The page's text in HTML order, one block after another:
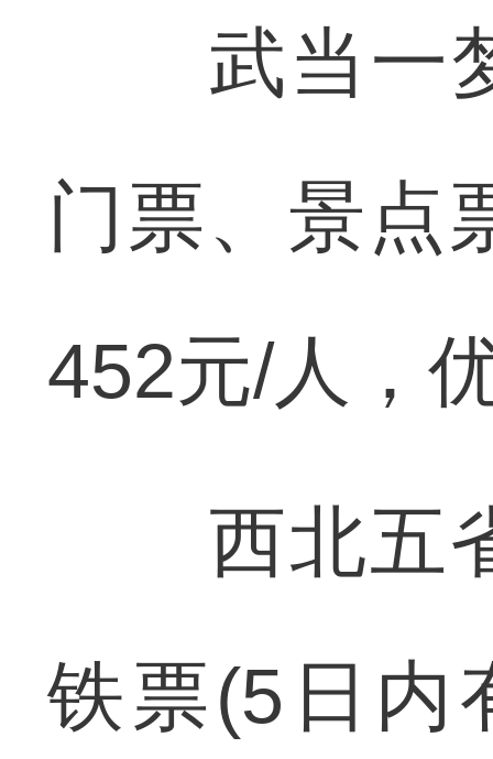
武当一梦
门票、景点
452元/人，
西北五省
铁票(5日内